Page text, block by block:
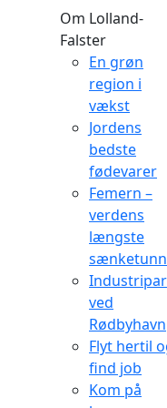
Om Lolland-
Falster
En grøn
region i
vækst
Jordens
bedste
fødevarer
Femern –
verdens
længste
ved
Rødbyhavn
Flyt hertil
find job
Kom på